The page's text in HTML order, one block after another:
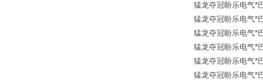
猛龙夺冠盼乐电气*
猛龙夺冠盼乐电气*
猛龙夺冠盼乐电气*
猛龙夺冠盼乐电气*
猛龙夺冠盼乐电气*
猛龙夺冠盼乐电气*